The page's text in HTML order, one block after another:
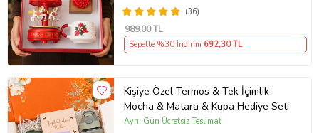
(36)
989,00 TL
Sepette %30 İndirim 692,30 TL
Kişiye Özel Termos & Tek İçimlik
Mocha & Matara & Kupa Hediye Seti
Aynı Gün Ücretsiz Teslimat